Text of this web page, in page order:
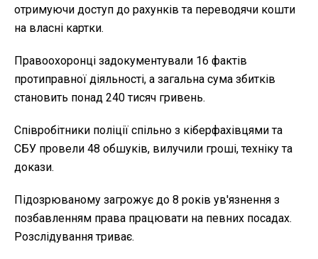
отримуючи доступ до рахунків та переводячи кошти
на власні картки.
Правоохоронці задокументували 16 фактів
протиправної діяльності, а загальна сума збитків
становить понад 240 тисяч гривень.
Співробітники поліції спільно з кіберфахівцями та
СБУ провели 48 обшуків, вилучили гроші, техніку та
докази.
Підозрюваному загрожує до 8 років ув'язнення з
позбавленням права працювати на певних посадах.
Розслідування триває.